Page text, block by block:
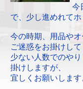
今
で、少し進めれて
今の時期、用品や
ご迷惑をお掛けし
少ない人数でのや
掛けしますが、
宜しくお願いします